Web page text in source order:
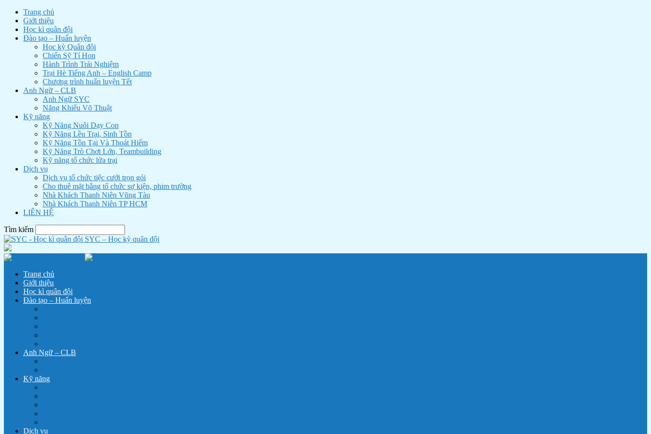
Trang chủ
Giới thiệu
Học kì quân đội
Đào tạo – Huấn luyện
Học kỳ Quân đội
Chiến Sỹ Tí Hon
Hành Trình Trải Nghiệm
Trại Hè Tiếng Anh – English Camp
Chương trình huấn luyện Tết
Anh Ngữ – CLB
Anh Ngữ SYC
Năng Khiếu Võ Thuật
Kỹ năng
Kỹ Năng Nuôi Dạy Con
Kỹ Năng Lều Trại, Sinh Tồn
Kỹ Năng Tồn Tại Và Thoát Hiểm
Kỹ Năng Trò Chơi Lớn, Teambuilding
Kỹ năng tổ chức lửa trại
Dịch vụ
Dịch vụ tổ chức tiệc cưới trọn gói
Cho thuê mặt bằng tổ chức sự kiện, phim trường
Nhà Khách Thanh Niên Vũng Tàu
Nhà Khách Thanh Niên TP HCM
LIÊN HỆ
Tìm kiếm
SYC – Học kỳ quân đội
Trang chủ
Giới thiệu
Học kì quân đội
Đào tạo – Huấn luyện
Anh Ngữ – CLB
Kỹ năng
Dịch vụ